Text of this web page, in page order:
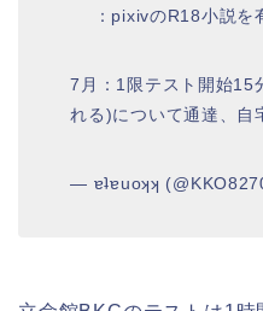
：pixivのR18小説を
7月：1限テスト開始15
れる)について通達、自
— ɐʇɐuoʞʞ